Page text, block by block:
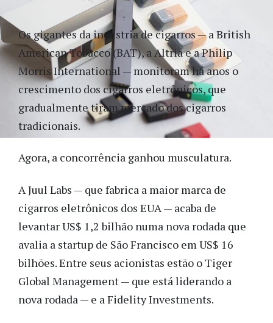
Os gigantes da indústria de cigarros — a British
American Tobacco (BAT), a Altria e a Philip
Morris International — monitoram há anos o
crescimento dos cigarros eletrônicos, que
gradualmente tiram mercado dos cigarros
tradicionais.
Agora, a concorrência ganhou musculatura.
A Juul Labs — que fabrica a maior marca de
cigarros eletrônicos dos EUA — acaba de
levantar US$ 1,2 bilhão numa nova rodada que
avalia a startup de São Francisco em US$ 16
bilhões. Entre seus acionistas estão o Tiger
Global Management — que está liderando a
nova rodada — e a Fidelity Investments.